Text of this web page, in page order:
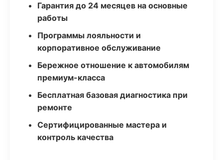
Гарантия до 24 месяцев на основные
работы
Программы лояльности и
корпоративное обслуживание
Бережное отношение к автомобилям
премиум-класса
Бесплатная базовая диагностика при
ремонте
Сертифицированные мастера и
контроль качества